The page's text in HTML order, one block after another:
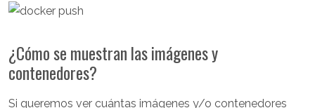
¿Cómo se muestran las imágenes y
contenedores?
Si queremos ver cuántas imágenes y/o contenedores